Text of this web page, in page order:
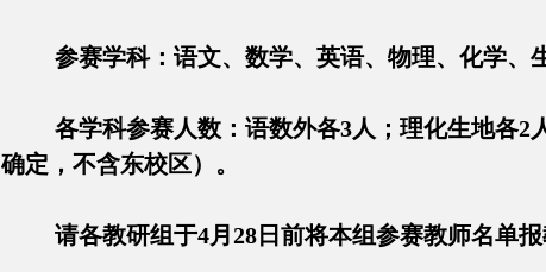
参赛学科：语文、数学、英语、物理、化学、生
各学科参赛人数：语数外各3人；理化生地各2
确定，不含东校区）。
请各教研组于4月28日前将本组参赛教师名单报